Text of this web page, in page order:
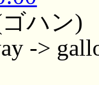
ハン)
->